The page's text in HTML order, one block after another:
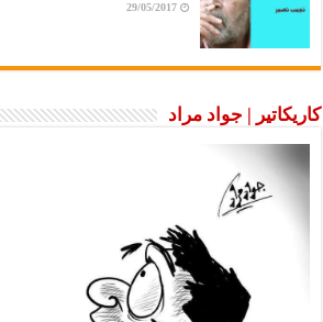
29/05/2017
كاريكاتير | جواد مراد